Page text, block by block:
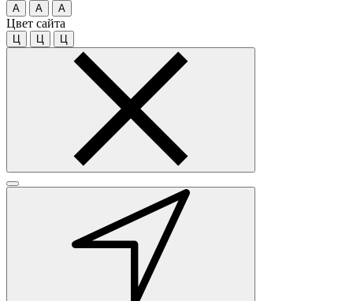
A A A
Цвет сайта
Ц Ц Ц